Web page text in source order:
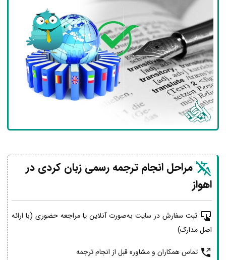
مراحل انجام ترجمه رسمی زبان کردی در
اهواز
ثبت سفارش در سایت به‌صورت آنلاین یا مراجعه حضوری (با ارائه
اصل مدارک)
تماس همکاران و مشاوره قبل از انجام ترجمه